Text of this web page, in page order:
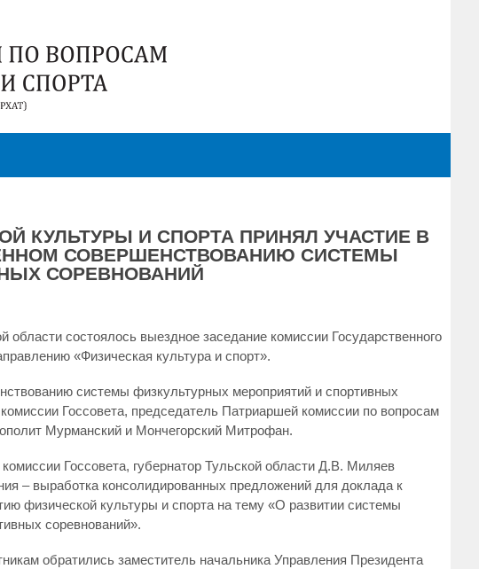
КУЛЬТУРЫ И СПОРТА ПРИНЯЛ УЧАСТИЕ В
СОВЕРШЕНСТВОВАНИЮ СИСТЕМЫ
СОРЕВНОВАНИЙ
области состоялось выездное заседание комиссии Государственного
«Физическая культура и спорт».
системы физкультурных мероприятий и спортивных
Госсовета, председатель Патриаршей комиссии по вопросам
Мурманский и Мончегорский Митрофан.
Госсовета, губернатор Тульской области Д.В. Миляев
– выработка консолидированных предложений для доклада к
физической культуры и спорта на тему «О развитии системы
соревнований».
обратились заместитель начальника Управления Президента